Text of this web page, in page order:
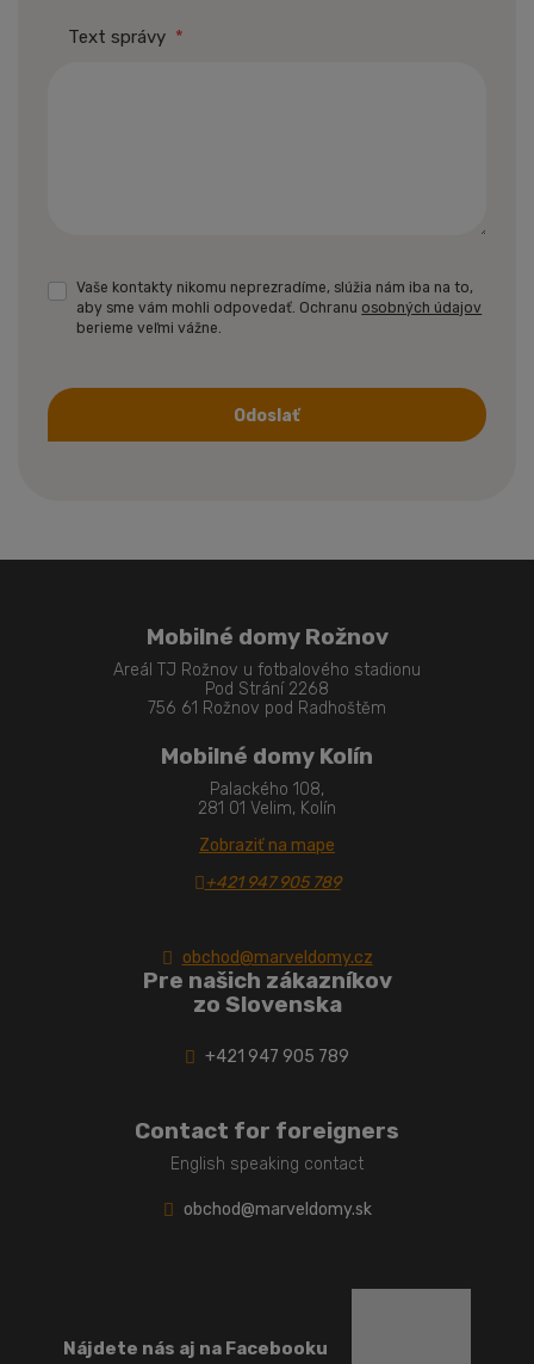
Text správy *
Vaše kontakty nikomu neprezradíme, slúžia nám iba na to,
aby sme vám mohli odpovedať. Ochranu osobných údajov
berieme veľmi vážne.
Odoslať
Mobilné domy Rožnov
Areál TJ Rožnov u fotbalového stadionu
Pod Strání 2268
756 61 Rožnov pod Radhoštěm
Mobilné domy Kolín
Palackého 108,
281 01 Velim, Kolín
Zobraziť na mape
+421 947 905 789
obchod@marveldomy.cz
Pre našich zákazníkov
zo Slovenska
+421 947 905 789
Contact for foreigners
English speaking contact
obchod@marveldomy.sk
Nájdete nás aj na Facebooku